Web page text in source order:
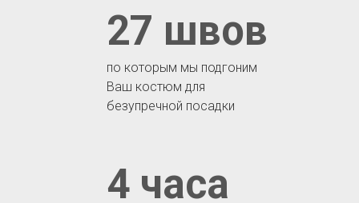
4 часа
по которым мы подгоним
Ваш костюм для
безупречной посадки
27 швов